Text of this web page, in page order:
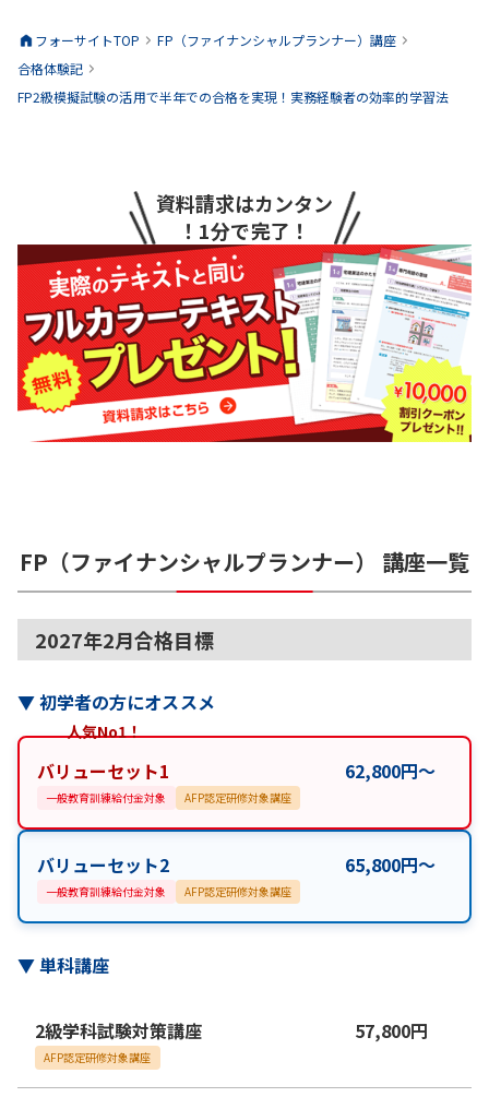
フォーサイトTOP FP（ファイナンシャルプランナー）講座
合格体験記
FP2級模擬試験の活用で半年での合格を実現！実務経験者の効率的学習法
資料請求はカンタン
！1分で完了！
FP（ファイナンシャルプランナー） 講座一覧
2027年2月合格目標
▼初学者の方にオススメ
人気No1！
バリューセット1 62,800円〜
一般教育訓練給付金対象 AFP認定研修対象講座
バリューセット2 65,800円〜
一般教育訓練給付金対象 AFP認定研修対象講座
▼単科講座
2級学科試験対策講座 57,800円
AFP認定研修対象講座